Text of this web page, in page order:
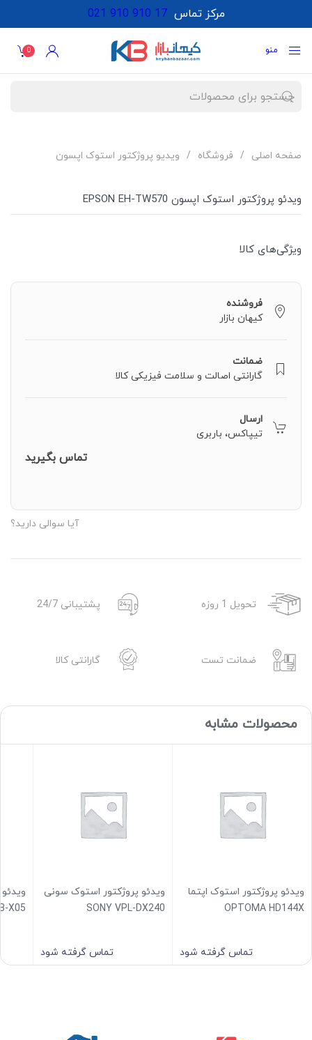
مرکز تماس 021 910 910 17
منو 0
صفحه اصلی فروشگاه ویدیو پروژکتور استوک اپسون
ویدئو پروژکتور استوک اپسون EPSON EH-TW570
ویژگی‌های کالا
فروشنده
کیهان بازار
ضمانت
گارانتی اصالت و سلامت فیزیکی کالا
ارسال
تیپاکس، باربری
تماس بگیرید
آیا سوالی دارید؟
تحویل 1 روزه پشتیبانی 24/7
ضمانت تست گارانتی کالا
محصولات مشابه
ویدئو پروژکتور استوک اپتما
OPTOMA HD144X
تماس گرفته شود
ویدئو پروژکتور استوک سونی
SONY VPL-DX240
تماس گرفته شود
X05